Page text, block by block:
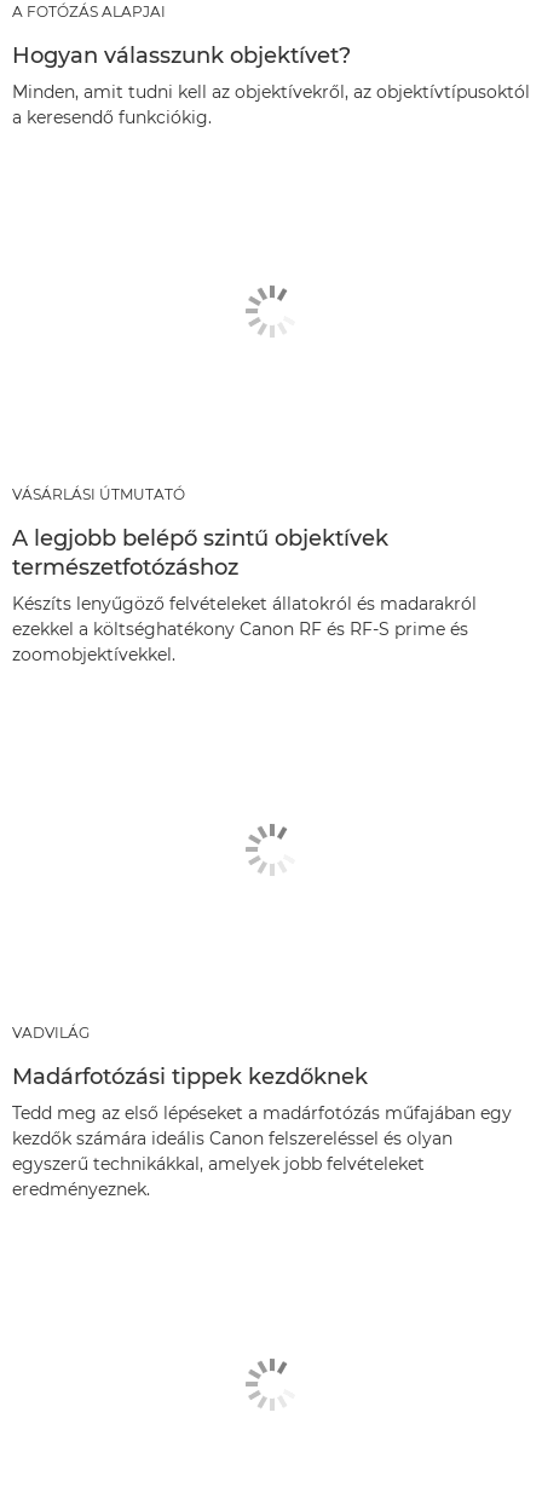
A FOTÓZÁS ALAPJAI
Hogyan válasszunk objektívet?
Minden, amit tudni kell az objektívekről, az objektívtípusoktól
a keresendő funkciókig.
VÁSÁRLÁSI ÚTMUTATÓ
A legjobb belépő szintű objektívek
természetfotózáshoz
Készíts lenyűgöző felvételeket állatokról és madarakról
ezekkel a költséghatékony Canon RF és RF-S prime és
zoomobjektívekkel.
VADVILÁG
Madárfotózási tippek kezdőknek
Tedd meg az első lépéseket a madárfotózás műfajában egy
kezdők számára ideális Canon felszereléssel és olyan
egyszerű technikákkal, amelyek jobb felvételeket
eredményeznek.